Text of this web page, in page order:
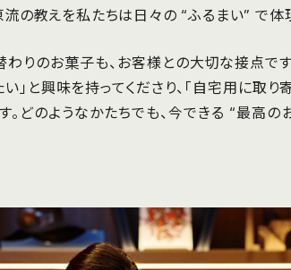
の教えを私たちは日々の “ふるまい” で体
わりのお菓子も、お客様との大切な接点で
」と興味を持ってくださり、「自宅用に取り
。どのようなかたちでも、今できる “最高